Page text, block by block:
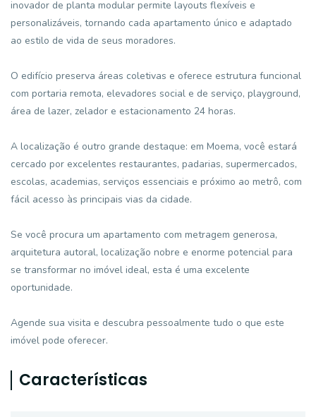
inovador de planta modular permite layouts flexíveis e
personalizáveis, tornando cada apartamento único e adaptado
ao estilo de vida de seus moradores.
O edifício preserva áreas coletivas e oferece estrutura funcional
com portaria remota, elevadores social e de serviço, playground,
área de lazer, zelador e estacionamento 24 horas.
A localização é outro grande destaque: em Moema, você estará
cercado por excelentes restaurantes, padarias, supermercados,
escolas, academias, serviços essenciais e próximo ao metrô, com
fácil acesso às principais vias da cidade.
Se você procura um apartamento com metragem generosa,
arquitetura autoral, localização nobre e enorme potencial para
se transformar no imóvel ideal, esta é uma excelente
oportunidade.
Agende sua visita e descubra pessoalmente tudo o que este
imóvel pode oferecer.
Características